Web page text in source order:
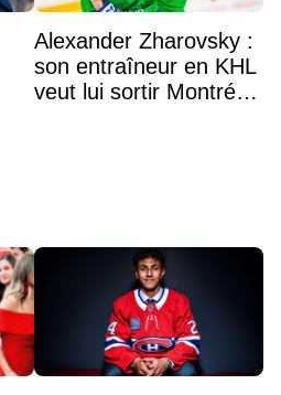
Alexander Zharovsky :
son entraîneur en KHL
veut lui sortir Montréal